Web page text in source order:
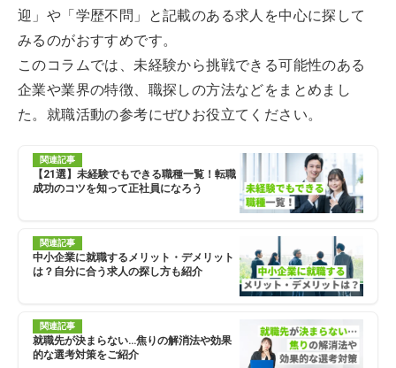
迎」や「学歴不問」と記載のある求人を中心に探して
みるのがおすすめです。
このコラムでは、未経験から挑戦できる可能性のある
企業や業界の特徴、職探しの方法などをまとめまし
た。就職活動の参考にぜひお役立てください。
関連記事
【21選】未経験でもできる職種一覧！転職
成功のコツを知って正社員になろう
関連記事
中小企業に就職するメリット・デメリット
は？自分に合う求人の探し方も紹介
関連記事
就職先が決まらない…焦りの解消法や効果
的な選考対策をご紹介